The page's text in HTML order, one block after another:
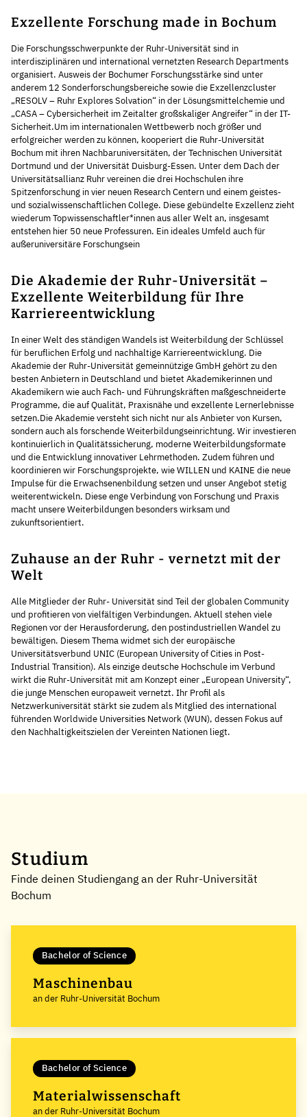
Exzellente Forschung made in Bochum
Die Forschungsschwerpunkte der Ruhr-Universität sind in
interdisziplinären und international vernetzten Research Departments
organisiert. Ausweis der Bochumer Forschungsstärke sind unter
anderem 12 Sonderforschungsbereiche sowie die Exzellenzcluster
„RESOLV – Ruhr Explores Solvation“ in der Lösungsmittelchemie und
„CASA – Cybersicherheit im Zeitalter großskaliger Angreifer“ in der IT-
Sicherheit.Um im internationalen Wettbewerb noch größer und
erfolgreicher werden zu können, kooperiert die Ruhr-Universität
Bochum mit ihren Nachbaruniversitäten, der Technischen Universität
Dortmund und der Universität Duisburg-Essen. Unter dem Dach der
Universitätsallianz Ruhr vereinen die drei Hochschulen ihre
Spitzenforschung in vier neuen Research Centern und einem geistes-
und sozialwissenschaftlichen College. Diese gebündelte Exzellenz zieht
wiederum Topwissenschaftler*innen aus aller Welt an, insgesamt
entstehen hier 50 neue Professuren. Ein ideales Umfeld auch für
außeruniversitäre Forschungsein
Die Akademie der Ruhr-Universität –
Exzellente Weiterbildung für Ihre
Karriereentwicklung
In einer Welt des ständigen Wandels ist Weiterbildung der Schlüssel
für beruflichen Erfolg und nachhaltige Karriereentwicklung. Die
Akademie der Ruhr-Universität gemeinnützige GmbH gehört zu den
besten Anbietern in Deutschland und bietet Akademikerinnen und
Akademikern wie auch Fach- und Führungskräften maßgeschneiderte
Programme, die auf Qualität, Praxisnähe und exzellente Lernerlebnisse
setzen.Die Akademie versteht sich nicht nur als Anbieter von Kursen,
sondern auch als forschende Weiterbildungseinrichtung. Wir investieren
kontinuierlich in Qualitätssicherung, moderne Weiterbildungsformate
und die Entwicklung innovativer Lehrmethoden. Zudem führen und
koordinieren wir Forschungsprojekte, wie WILLEN und KAINE die neue
Impulse für die Erwachsenenbildung setzen und unser Angebot stetig
weiterentwickeln. Diese enge Verbindung von Forschung und Praxis
macht unsere Weiterbildungen besonders wirksam und
zukunftsorientiert.
Zuhause an der Ruhr - vernetzt mit der
Welt
Alle Mitglieder der Ruhr- Universität sind Teil der globalen Community
und profitieren von vielfältigen Verbindungen. Aktuell stehen viele
Regionen vor der Herausforderung, den postindustriellen Wandel zu
bewältigen. Diesem Thema widmet sich der europäische
Universitätsverbund UNIC (European University of Cities in Post-
Industrial Transition). Als einzige deutsche Hochschule im Verbund
wirkt die Ruhr-Universität mit am Konzept einer „European University“,
die junge Menschen europaweit vernetzt. Ihr Profil als
Netzwerkuniversität stärkt sie zudem als Mitglied des international
führenden Worldwide Universities Network (WUN), dessen Fokus auf
den Nachhaltigkeitszielen der Vereinten Nationen liegt.
Studium
Finde deinen Studiengang an der Ruhr-Universität
Bochum
Bachelor of Science
Maschinenbau
an der Ruhr-Universität Bochum
Bachelor of Science
Materialwissenschaft
an der Ruhr-Universität Bochum